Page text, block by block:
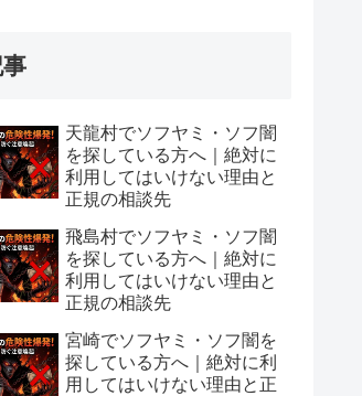
天龍村でソフヤミ・ソフ闇
を探している方へ｜絶対に
利用してはいけない理由と
正規の相談先
飛島村でソフヤミ・ソフ闇
を探している方へ｜絶対に
利用してはいけない理由と
正規の相談先
宮崎でソフヤミ・ソフ闇を
探している方へ｜絶対に利
用してはいけない理由と正